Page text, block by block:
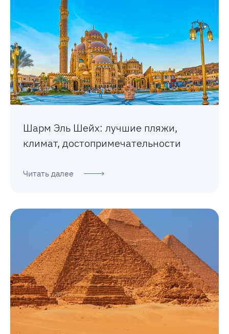
Шарм Эль Шейх: лучшие пляжи,
климат, достопримечательности
Читать далее